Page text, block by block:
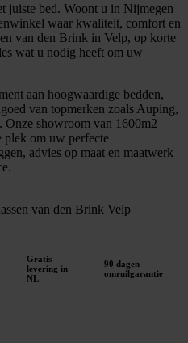
juiste bed. Woont u in Nijmegen
waar kwaliteit, comfort en
van den Brink in Velp, op korte
wat u nodig heeft om uw
aan hoogwaardige bedden,
van topmerken zoals Auping,
Onze showroom van 1600m2
plek om uw perfecte
advies op maat en maatwerk
Gratis
levering in
NL
90 dagen
omruilgarantie